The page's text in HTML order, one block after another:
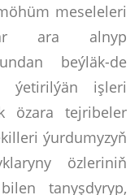
meseleleri
ara alnyp
beýläk-de
ýetirilýän işleri
özara tejribeler
ýurdumyzyň
özleriniň
tanyşdyryp,